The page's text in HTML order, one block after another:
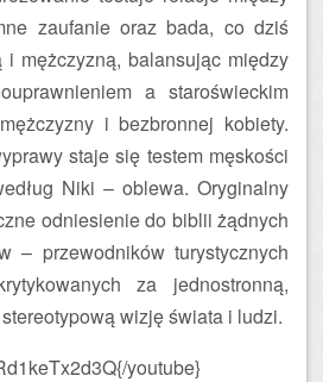
zaufanie oraz bada, co dziś
mężczyzną, balansując między
a staroświeckim
i bezbronnej kobiety.
staje się testem męskości
Niki – oblewa. Oryginalny
odniesienie do biblii żądnych
– przewodników turystycznych
za jednostronną,
wizję świata i ludzi.
youtube}